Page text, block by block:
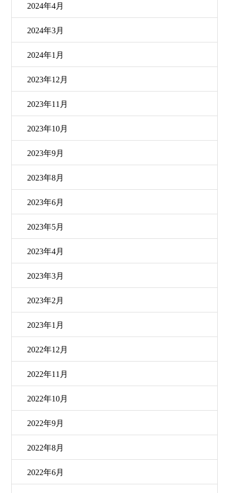
2024年4月
2024年3月
2024年1月
2023年12月
2023年11月
2023年10月
2023年9月
2023年8月
2023年6月
2023年5月
2023年4月
2023年3月
2023年2月
2023年1月
2022年12月
2022年11月
2022年10月
2022年9月
2022年8月
2022年6月